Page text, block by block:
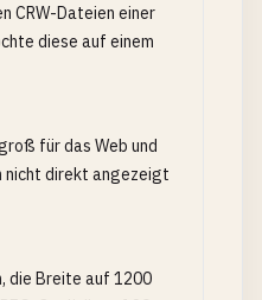
CRW-Dateien einer
diese auf einem
für das Web und
nicht direkt angezeigt
die Breite auf 1200